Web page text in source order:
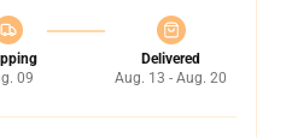
09
Delivered
Aug. 13 - Aug. 20